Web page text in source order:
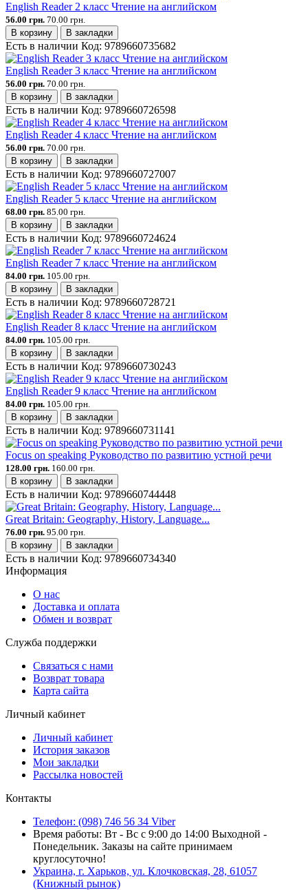
English Reader 2 класс Чтение на английском
56.00 грн. 70.00 грн.
В корзину
В закладки
Есть в наличии Код: 9789660735682
English Reader 3 класс Чтение на английском
56.00 грн. 70.00 грн.
В корзину
В закладки
Есть в наличии Код: 9789660726598
English Reader 4 класс Чтение на английском
56.00 грн. 70.00 грн.
В корзину
В закладки
Есть в наличии Код: 9789660727007
English Reader 5 класс Чтение на английском
68.00 грн. 85.00 грн.
В корзину
В закладки
Есть в наличии Код: 9789660724624
English Reader 7 класс Чтение на английском
84.00 грн. 105.00 грн.
В корзину
В закладки
Есть в наличии Код: 9789660728721
English Reader 8 класс Чтение на английском
84.00 грн. 105.00 грн.
В корзину
В закладки
Есть в наличии Код: 9789660730243
English Reader 9 класс Чтение на английском
84.00 грн. 105.00 грн.
В корзину
В закладки
Есть в наличии Код: 9789660731141
Focus on speaking Руководство по развитию устной речи
128.00 грн. 160.00 грн.
В корзину
В закладки
Есть в наличии Код: 9789660744448
Great Britain: Geography, History, Language...
76.00 грн. 95.00 грн.
В корзину
В закладки
Есть в наличии Код: 9789660734340
Информация
О нас
Доставка и оплата
Обмен и возврат
Служба поддержки
Связаться с нами
Возврат товара
Карта сайта
Личный кабинет
Личный кабинет
История заказов
Мои закладки
Рассылка новостей
Контакты
Телефон: (098) 746 56 34 Viber
Время работы: Вт - Вс с 9:00 до 14:00 Выходной -
Понедельник. Заказы на сайте принимаем
круглосуточно!
Украина, г. Харьков, ул. Клочковская, 28, 61057
(Книжный рынок)